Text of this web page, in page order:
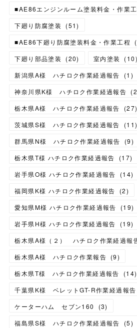
■AE86エンジンルーム塗装料金・作業
下廻り防腐塗装
(51)
■AE86下廻り防腐塗装料金・作業工程
(
下廻り部品塗装
(20) 室内塗装 (10)
新潟県A様 ハチロク作業経過報告
(1 )
神奈川県K様 ハチロク作業経過報告 (
栃木県A様 ハチロク作業経過報告
(27)
茨城県S様 ハチロク作業経過報告
(11)
群馬県N様 ハチロク作業経過報告
(9)
栃木県T様 ハチロク作業経過報告
(17)
岩手県O様 ハチロク作業経過報告
(14)
福岡県K様 ハチロク作業経過報告
(2)
愛知県M様 ハチロク作業経過報告
(19)
岩手県H様 ハチロク作業経過報告
(19)
栃木県A様（２） ハチロク作業経過報
栃木県A様 ハチロク作業報告 (9)
栃木県T様 ハチロク作業経過報告
(14)
千葉県K様 ベレットGT-R作業経過報告
ケーターハム セブン160
(3)
福島県S様 ハチロク作業経過報告
(5)